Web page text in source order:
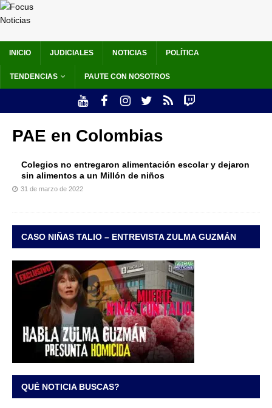
INICIO JUDICIALES NOTICIAS POLÍTICA
TENDENCIAS PAUTE CON NOSOTROS
PAE en Colombias
Colegios no entregaron alimentación escolar y dejaron
sin alimentos a un Millón de niños
31 de marzo de 2022
CASO NIÑAS TALIO – ENTREVISTA ZULMA GUZMÁN
QUÉ NOTICIA BUSCAS?